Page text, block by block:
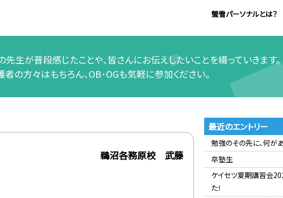
螢雪パーソナルとは？
先生が普段感じたことや、皆さんにお伝えしたいことを綴っていきます。
者の方々はもちろん、OB･OGも気軽に参加ください。
鵜沼各務原校 武藤
最近のエントリー
勉強のその先に、何が
卒塾生
ケイセツ夏期講習会
た！